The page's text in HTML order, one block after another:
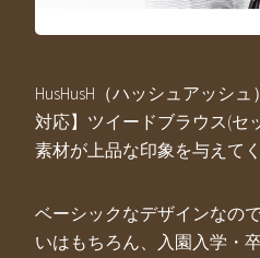
HusHusH（ハッシュアッシ
対応】ツイードブラウス(セ
素材が上品な印象を与えて
ベーシックなデザインなの
いはもちろん、入園入学・